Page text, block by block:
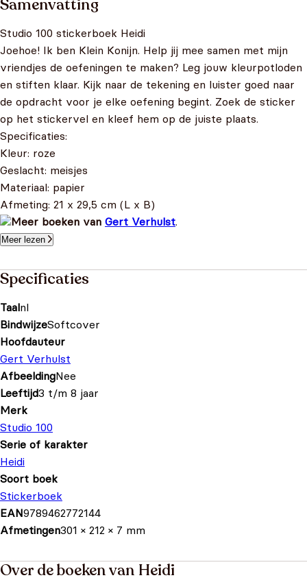
Samenvatting
Studio 100 stickerboek Heidi
Joehoe! Ik ben Klein Konijn. Help jij mee samen met mijn
vriendjes de oefeningen te maken? Leg jouw kleurpotloden
en stiften klaar. Kijk naar de tekening en luister goed naar
de opdracht voor je elke oefening begint. Zoek de sticker
op het stickervel en kleef hem op de juiste plaats.
Specificaties:
Kleur: roze
Geslacht: meisjes
Materiaal: papier
Afmeting: 21 x 29,5 cm (L x B)
Meer boeken van Gert Verhulst.
Meer lezen
Specificaties
Taalnl
BindwijzeSoftcover
Hoofdauteur
Gert Verhulst
AfbeeldingNee
Leeftijd3 t/m 8 jaar
Merk
Studio 100
Serie of karakter
Heidi
Soort boek
Stickerboek
EAN9789462772144
Afmetingen301 × 212 × 7 mm
Over de boeken van Heidi